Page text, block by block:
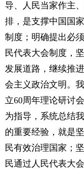
导、人民当家作主
排，是支撑中国国
制度；明确提出必
民代表大会制度，
发展道路，继续推
会主义政治文明。
立60周年理论研讨
为指导，系统总结
的重要经验，就是
民有效治理国家；
民通过人民代表大